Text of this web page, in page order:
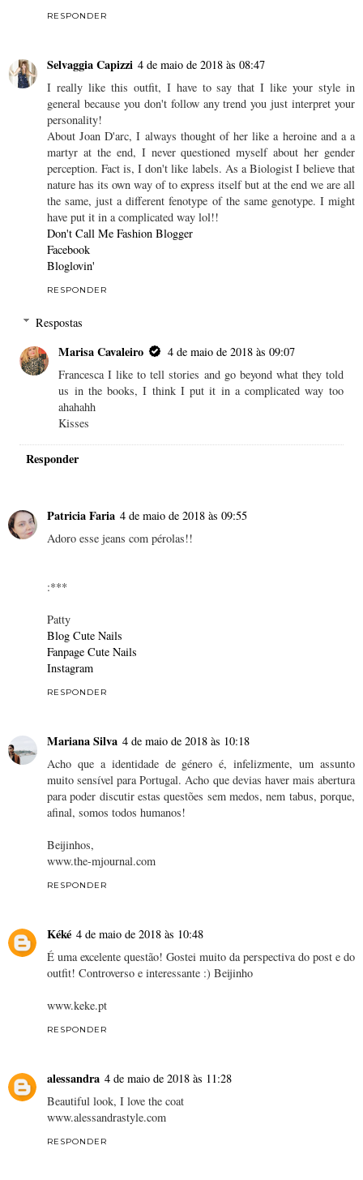
RESPONDER
Selvaggia Capizzi 4 de maio de 2018 às 08:47
I really like this outfit, I have to say that I like your style in
general because you don't follow any trend you just interpret your
personality!
About Joan D'arc, I always thought of her like a heroine and a a
martyr at the end, I never questioned myself about her gender
perception. Fact is, I don't like labels. As a Biologist I believe that
nature has its own way of to express itself but at the end we are all
the same, just a different fenotype of the same genotype. I might
have put it in a complicated way lol!!
Don't Call Me Fashion Blogger
Facebook
Bloglovin'
RESPONDER
Respostas
Marisa Cavaleiro
4 de maio de 2018 às 09:07
Francesca I like to tell stories and go beyond what they told
us in the books, I think I put it in a complicated way too
ahahahh
Kisses
Responder
Patricia Faria 4 de maio de 2018 às 09:55
Adoro esse jeans com pérolas!!
:***
Patty
Blog Cute Nails
Fanpage Cute Nails
Instagram
RESPONDER
Mariana Silva 4 de maio de 2018 às 10:18
Acho que a identidade de género é, infelizmente, um assunto
muito sensível para Portugal. Acho que devias haver mais abertura
para poder discutir estas questões sem medos, nem tabus, porque,
afinal, somos todos humanos!
Beijinhos,
www.the-mjournal.com
RESPONDER
Kéké 4 de maio de 2018 às 10:48
É uma excelente questão! Gostei muito da perspectiva do post e do
outfit! Controverso e interessante :) Beijinho
www.keke.pt
RESPONDER
alessandra 4 de maio de 2018 às 11:28
Beautiful look, I love the coat
www.alessandrastyle.com
RESPONDER